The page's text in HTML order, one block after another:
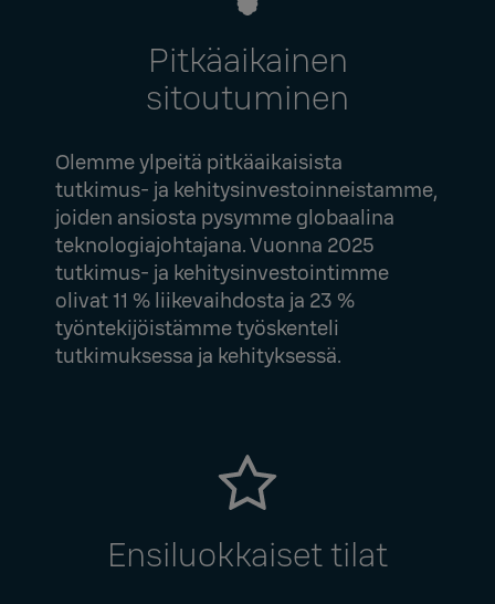
Pitkäaikainen
sitoutuminen
Olemme ylpeitä pitkäaikaisista
tutkimus- ja kehitysinvestoinneistamme,
joiden ansiosta pysymme globaalina
teknologiajohtajana. Vuonna 2025
tutkimus- ja kehitysinvestointimme
olivat 11 % liikevaihdosta ja 23 %
työntekijöistämme työskenteli
tutkimuksessa ja kehityksessä.
Ensiluokkaiset tilat